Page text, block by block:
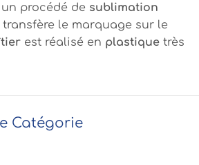
un procédé de sublimation
le marquage sur le
est réalisé en plastique très
Catégorie